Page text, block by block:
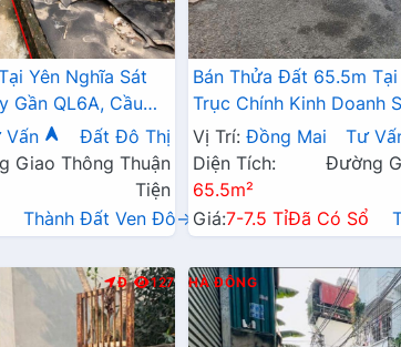
Yên Nghĩa Sát
Gần QL6A, Cầu
Vấn
Đất Đô Thị
Giao Thông Thuận
Tiện
Thành Đất Ven Đô→
Bán Thửa Đất 65.5m
Trục Chính Kinh Doanh
Sinh Thái Đồng Mai
Vị Trí: Đồng Mai Tư
Diện Tích:
65.5m²
Đường
Giá:7-7.5 TỉĐã Có Sổ
Đ 127 HÀ ĐÔNG